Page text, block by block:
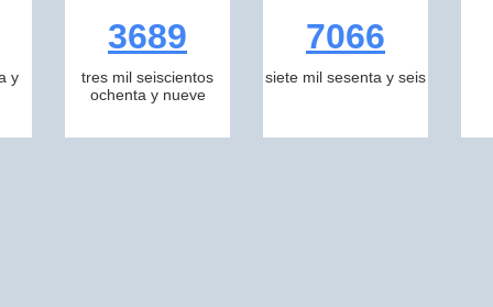
y
3689
tres mil seiscientos
ochenta y nueve
7066
siete mil sesenta y seis